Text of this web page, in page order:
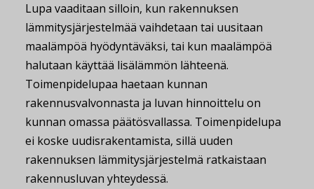
Lupa vaaditaan silloin, kun rakennuksen
lämmitysjärjestelmää vaihdetaan tai uusitaan
maalämpöä hyödyntäväksi, tai kun maalämpöä
halutaan käyttää lisälämmön lähteenä.
Toimenpidelupaa haetaan kunnan
rakennusvalvonnasta ja luvan hinnoittelu on
kunnan omassa päätösvallassa. Toimenpidelupa
ei koske uudisrakentamista, sillä uuden
rakennuksen lämmitysjärjestelmä ratkaistaan
rakennusluvan yhteydessä.